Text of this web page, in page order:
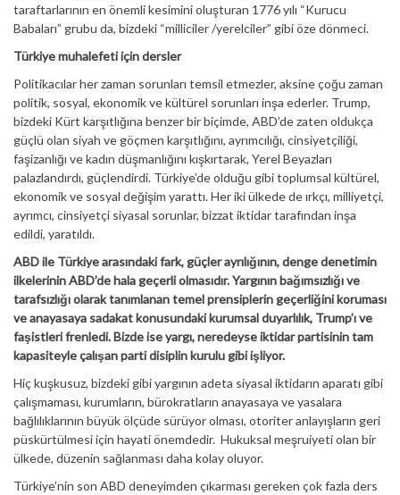
taraftarlarının en önemli kesimini oluşturan 1776 yılı “Kurucu
Babaları” grubu da, bizdeki “milliciler /yerelciler” gibi öze dönmeci.
Türkiye muhalefeti için dersler
Politikacılar her zaman sorunları temsil etmezler, aksine çoğu zaman
politik, sosyal, ekonomik ve kültürel sorunları inşa ederler. Trump,
bizdeki Kürt karşıtlığına benzer bir biçimde, ABD’de zaten oldukça
güçlü olan siyah ve göçmen karşıtlığını, ayrımcılığı, cinsiyetçiliği,
faşizanlığı ve kadın düşmanlığını kışkırtarak, Yerel Beyazları
palazlandırdı, güçlendirdi. Türkiye’de olduğu gibi toplumsal kültürel,
ekonomik ve sosyal değişim yarattı. Her iki ülkede de ırkçı, milliyetçi,
ayrımcı, cinsiyetçi siyasal sorunlar, bizzat iktidar tarafından inşa
edildi, yaratıldı.
ABD ile Türkiye arasındaki fark, güçler ayrılığının, denge denetimin
ilkelerinin ABD’de hala geçerli olmasıdır. Yargının bağımsızlığı ve
tarafsızlığı olarak tanımlanan temel prensiplerin geçerliğini koruması
ve anayasaya sadakat konusundaki kurumsal duyarlılık, Trump’ı ve
faşistleri frenledi. Bizde ise yargı, neredeyse iktidar partisinin tam
kapasiteyle çalışan parti disiplin kurulu gibi işliyor.
Hiç kuşkusuz, bizdeki gibi yargının adeta siyasal iktidarın aparatı gibi
çalışmaması, kurumların, bürokratların anayasaya ve yasalara
bağlılıklarının büyük ölçüde sürüyor olması, otoriter anlayışların geri
püskürtülmesi için hayati önemdedir. Hukuksal meşruiyeti olan bir
ülkede, düzenin sağlanması daha kolay oluyor.
Türkiye’nin son ABD deneyimden çıkarması gereken çok fazla ders